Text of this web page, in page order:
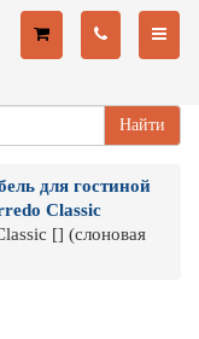
Найти
для гостиной
Classic
[] (слоновая